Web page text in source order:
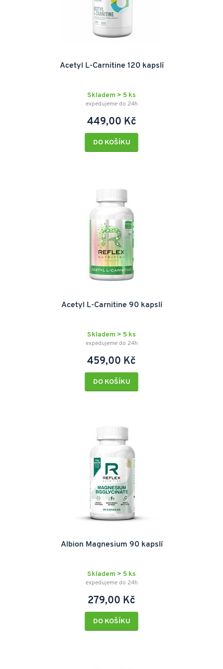
Acetyl L-Carnitine 120 kapslí
Skladem > 5 ks
expedujeme do 24h
449,00 Kč
DO KOŠÍKU
Acetyl L-Carnitine 90 kapslí
Skladem > 5 ks
expedujeme do 24h
459,00 Kč
DO KOŠÍKU
Albion Magnesium 90 kapslí
Skladem > 5 ks
expedujeme do 24h
279,00 Kč
DO KOŠÍKU